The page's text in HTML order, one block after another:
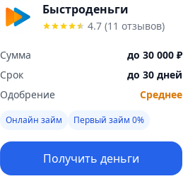
Быстроденьги
4.7 (11 отзывов)
Сумма
до 30 000 ₽
Срок
до 30 дней
Одобрение
Среднее
Онлайн займ Первый займ 0%
Получить деньги